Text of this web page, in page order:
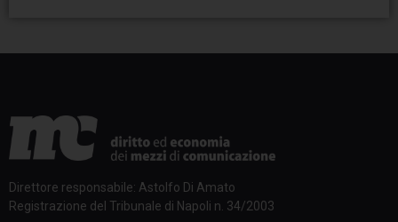
Direttore responsabile: Astolfo Di Amato
Registrazione del Tribunale di Napoli n. 34/2003